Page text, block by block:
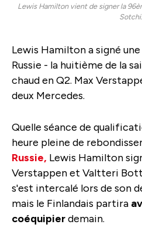
Lewis Hamilton vient de signer la
Sotchi.
Lewis Hamilton a signé
Russie - la huitième de la
chaud en Q2. Max
deux Mercedes.
Quelle séance de
heure pleine de
Russie, Lewis Hamilton
Verstappen et Valtteri
s'est intercalé lors de son
mais le Finlandais partira
coéquipierdemain.